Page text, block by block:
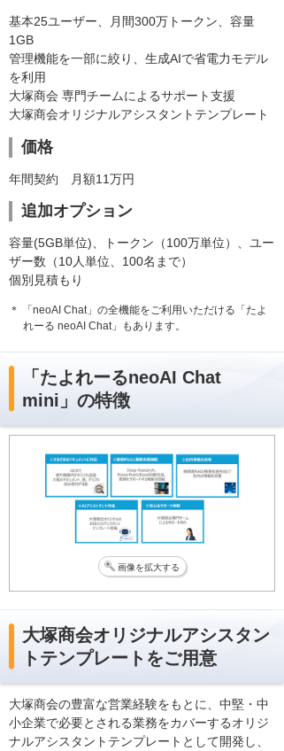
基本25ユーザー、月間300万トークン、容量
1GB
管理機能を一部に絞り、生成AIで省電力モデル
を利用
大塚商会 専門チームによるサポート支援
大塚商会オリジナルアシスタントテンプレート
価格
年間契約 月額11万円
追加オプション
容量(5GB単位)、トークン（100万単位）、ユー
ザー数（10人単位、100名まで）
個別見積もり
＊ 「neoAI Chat」の全機能をご利用いただける「たよ
れーる neoAI Chat」もあります。
「たよれーるneoAI Chat
mini」の特徴
画像を拡大する
大塚商会オリジナルアシスタン
トテンプレートをご用意
大塚商会の豊富な営業経験をもとに、中堅・中
小企業で必要とされる業務をカバーするオリジ
ナルアシスタントテンプレートとして開発し、